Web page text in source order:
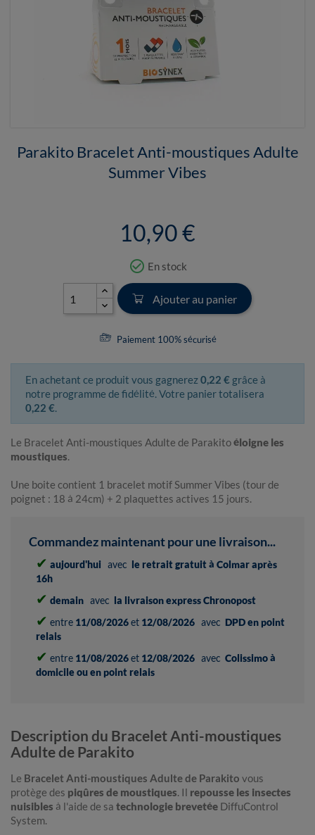
Parakito Bracelet Anti-moustiques Adulte
Summer Vibes
10,90 €
check_circle_outline En stock
Ajouter au panier
Paiement 100% sécurisé
En achetant ce produit vous gagnerez0,22 € grâce à
notre programme de fidélité. Votre panier totalisera
0,22 €.
Le Bracelet Anti-moustiques Adulte de Parakitoéloigne les
moustiques.
Une boite contient 1 bracelet motif Summer Vibes (tour de
poignet : 18 à 24cm) + 2 plaquettes actives 15 jours.
Commandez maintenant pour une livraison...
✔ aujourd'hui avec le retrait gratuit à Colmar après
16h
✔ demain avec la livraison express Chronopost
✔ entre 11/08/2026et 12/08/2026 avec DPD en point
relais
✔ entre 11/08/2026et 12/08/2026 avec Colissimo à
domicile ou en point relais
Description du Bracelet Anti-moustiques
Adulte de Parakito
Le Bracelet Anti-moustiques Adulte de Parakito vous
protège des piqûres de moustiques. Il repousse les insectes
nuisibles à l'aide de sa technologie brevetée DiffuControl
System.